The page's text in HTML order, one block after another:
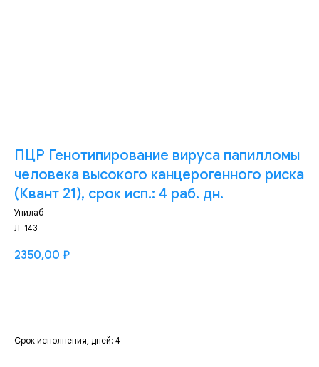
ПЦР Генотипирование вируса папилломы
человека высокого канцерогенного риска
(Квант 21), срок исп.: 4 раб. дн.
Унилаб
Л-143
2350,00 ₽
Срок исполнения, дней: 4